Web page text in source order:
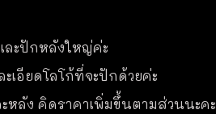
ละปักหลังใหญ่ค่ะ
เอียดโลโก้ที่จะปักด้วยค่ะ
หลัง คิดราคาเพิ่มขึ้นตามส่วนนะคะ